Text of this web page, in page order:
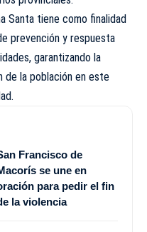
Santa tiene como finalidad
prevención y respuesta
garantizando la
de la población en este
Francisco de
se une en
para pedir el fin
la violencia